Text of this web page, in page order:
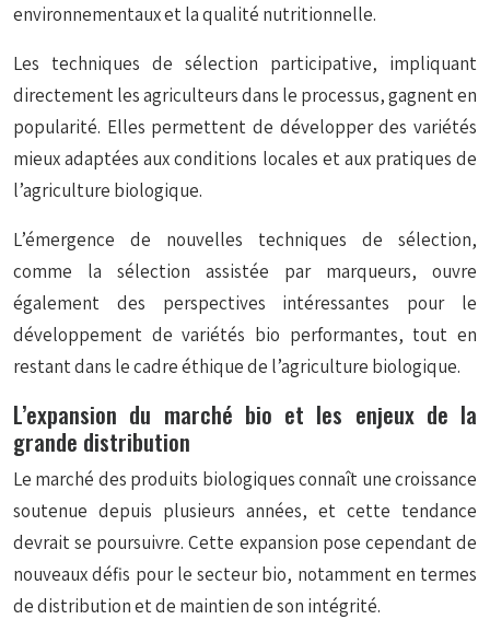
environnementaux et la qualité nutritionnelle.
Les techniques de sélection participative, impliquant
directement les agriculteurs dans le processus, gagnent en
popularité. Elles permettent de développer des variétés
mieux adaptées aux conditions locales et aux pratiques de
l’agriculture biologique.
L’émergence de nouvelles techniques de sélection,
comme la sélection assistée par marqueurs, ouvre
également des perspectives intéressantes pour le
développement de variétés bio performantes, tout en
restant dans le cadre éthique de l’agriculture biologique.
L’expansion du marché bio et les enjeux de la
grande distribution
Le marché des produits biologiques connaît une croissance
soutenue depuis plusieurs années, et cette tendance
devrait se poursuivre. Cette expansion pose cependant de
nouveaux défis pour le secteur bio, notamment en termes
de distribution et de maintien de son intégrité.